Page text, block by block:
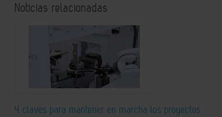
Noticias relacionadas
4 claves para mantener en marcha los proyectos